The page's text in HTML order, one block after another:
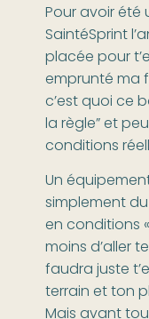
Pour avoir été
SaintéSprint
placée pour
emprunté ma
c’est quoi ce
la règle” et
conditions
Un
simplement
en conditions
moins d’aller
faudra juste
terrain et ton